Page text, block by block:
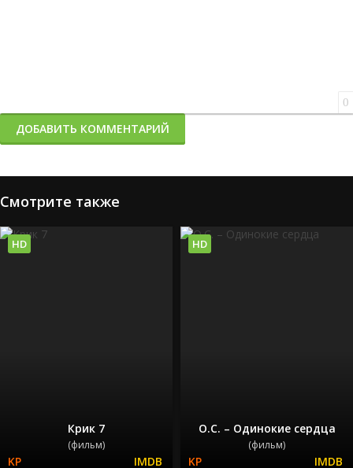
0
ДОБАВИТЬ КОММЕНТАРИЙ
Смотрите также
Крик 7
(фильм)
HD
О.С. – Одинокие сердца
(фильм)
HD